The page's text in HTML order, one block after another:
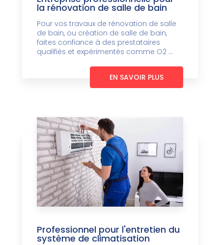
la rénovation de salle de bain
Pour vos travaux de rénovation de salle
de bain, ou création de salle de bain,
faites confiance à des prestataires
qualifiés et expérimentés comme O2 ...
EN SAVOIR PLUS
Professionnel pour l'entretien du
système de climatisation